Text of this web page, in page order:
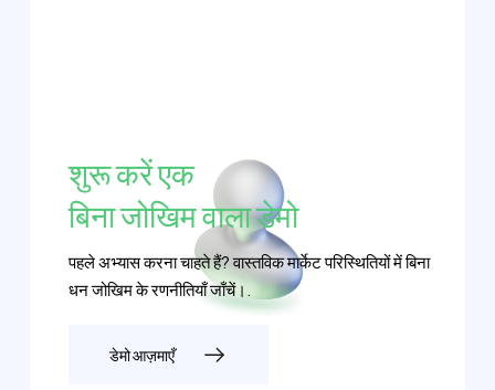
शुरू करें एक
बिना जोखिम वाला डेमो
पहले अभ्यास करना चाहते हैं? वास्तविक मार्केट परिस्थितियों में बिना
धन जोखिम के रणनीतियाँ जाँचें।.
डेमो आज़माएँ